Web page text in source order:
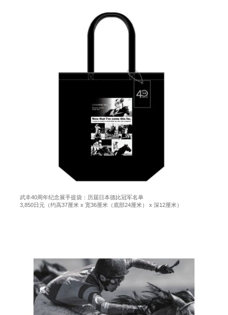
武丰40周年纪念展手提袋：历届日本德比冠军名单
3,850日元（约高37厘米 x 宽36厘米（底部24厘米） x 深12厘米）